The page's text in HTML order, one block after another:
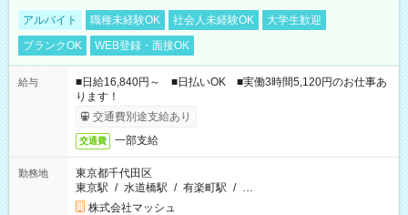
アルバイト 職種未経験OK 社会人未経験OK
大学生歓迎
ブランクOK
WEB登録・面接OK
給与
■日給16,840円～ ■日払いOK ■実働3時間5,120円のお仕事あ
ります！
交通費別途支給あり
交通費 一部支給
勤務地
東京都千代田区
東京駅 / 水道橋駅 / 有楽町駅 / …
株式会社マッシュ